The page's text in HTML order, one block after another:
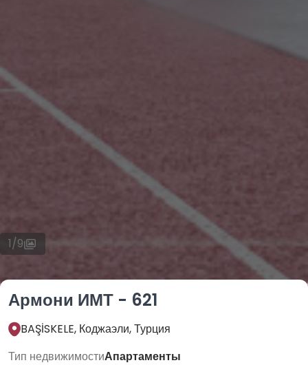
1/9
Армони ИМТ - 621
BAŞİSKELE, Коджаэли, Турция
Тип недвижимостиАпартаменты